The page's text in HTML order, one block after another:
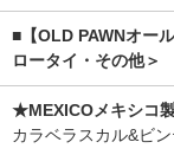
■【OLD PAWNオー
ロータイ・その他＞
★MEXICOメキシコ
カラベラスカル&ビ